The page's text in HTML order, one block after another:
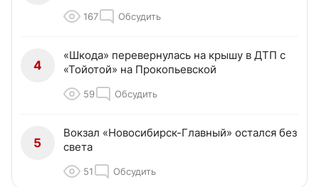
167 Обсудить
4
«Шкода» перевернулась на крышу в ДТП с
«Тойотой» на Прокопьевской
59 Обсудить
5
Вокзал «Новосибирск-Главный» остался без
света
51 Обсудить